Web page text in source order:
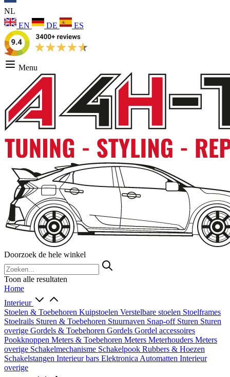
NL
EN
DE ES
Menu
Doorzoek de hele winkel
Toon alle resultaten
Home
Interieur
Stoelen & Toebehoren Kuipstoelen Verstelbare stoelen Stoelframes
Stoelrails Sturen & Toebehoren Stuurnaven Snap-off Sturen Sturen
overige Gordels & Toebehoren Gordels Gordel accessoires
Pookknoppen Meters & Toebehoren Meters Meterhouders Meters
overige Schakelmechanisme Schakelpook Rubbers & Hoezen
Schakelstangen Interieur bars Elektronica Automatten Interieur
overige